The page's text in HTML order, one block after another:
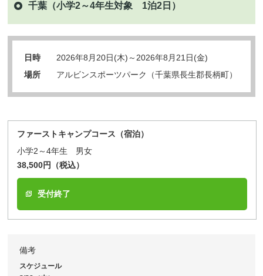
千葉（小学2～4年生対象 1泊2日）
日時
2026年8月20日(木)～2026年8月21日(金)
場所
アルビンスポーツパーク（千葉県長生郡長柄町）
ファーストキャンプコース（宿泊）
小学2～4年生 男女
38,500円（税込）
受付終了
備考
スケジュール